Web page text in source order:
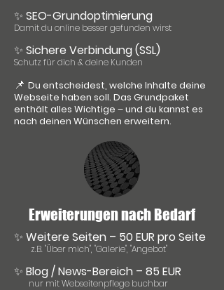
✨ SEO-Grundoptimierung
Damit du online besser gefunden wirst
✨ Sichere Verbindung (SSL)
Schutz für dich & deine Kunden
📌 Du entscheidest, welche Inhalte deine
Webseite haben soll. Das Grundpaket
enthält alles Wichtige – und du kannst es
nach deinen Wünschen erweitern.
Erweiterungen nach Bedarf
✨ Weitere Seiten – 50 EUR pro Seite
z.B. "Über mich", "Galerie", "Angebot"
✨ Blog / News-Bereich – 85 EUR
nur mit Webseitenpflege buchbar